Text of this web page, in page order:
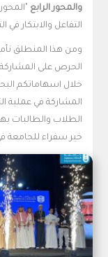
والمحور الرابع
التفاعل والابتكار في
ومن هذا المنطلق
الحرص على المشاركة
خلال اسهاماتكم
المشاركة في عملية
الطلاب والطالبات
خير سفراء للجامعة